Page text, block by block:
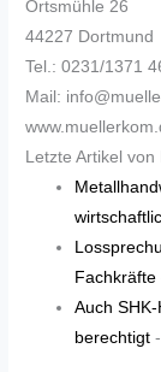
Ortsmühle 26
44227 Dortmund
Tel.: 0231/1371
Mail:
Letzte Artikel
Fachkräfte
Auch
berechtigt